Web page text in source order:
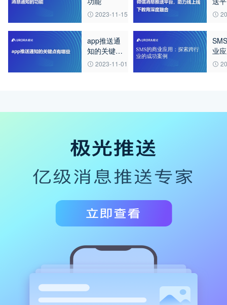
2023-11-15
力
app推送通
知的关键点
有哪些
2023-11-01
业
索